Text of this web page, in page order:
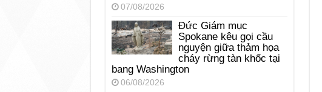
07/08/2026
Đức Giám mục
Spokane kêu gọi cầu
nguyện giữa thảm họa
cháy rừng tàn khốc tại
bang Washington
06/08/2026